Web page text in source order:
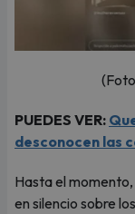
PUEDES VER:
desconocen las
Hasta el momento,
en silencio sobre